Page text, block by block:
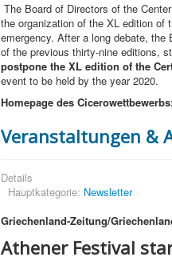
The Board of Directors of the
the organization of the XL edition of
emergency. After a long debate,
of the previous thirty-nine editions,
postpone the XL edition of the
event to be held by the year 2020.
Homepage des
Veranstaltungen &
Details
Hauptkategorie: Newsletter
Griechenland-Zeitung/
Athener Festival